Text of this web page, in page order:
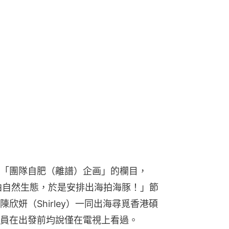
團隊自肥（離譜）企画」的欄目，
然生態，於是安排出海拍海豚！」節
欣妍（Shirley）一同出海尋覓香港碩
在出發前均說僅在電視上看過。